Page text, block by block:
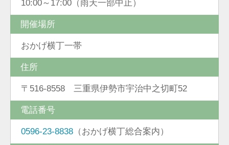
10:00～17:00（雨天一部中止）
開催場所
おかげ横丁一帯
住所
〒516-8558 三重県伊勢市宇治中之切町52
電話番号
0596-23-8838 （おかげ横丁総合案内）